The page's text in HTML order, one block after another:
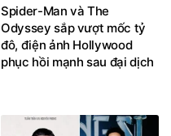
Spider-Man và The
Odyssey sắp vượt mốc tỷ
đô, điện ảnh Hollywood
phục hồi mạnh sau đại dịch